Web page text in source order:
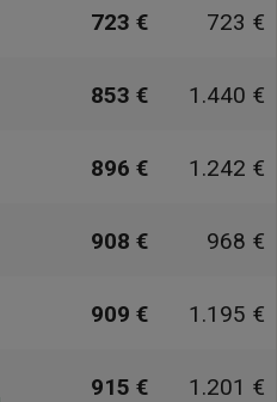
723 € 723 €
853 € 1.440 €
896 € 1.242 €
908 € 968 €
909 € 1.195 €
915 € 1.201 €